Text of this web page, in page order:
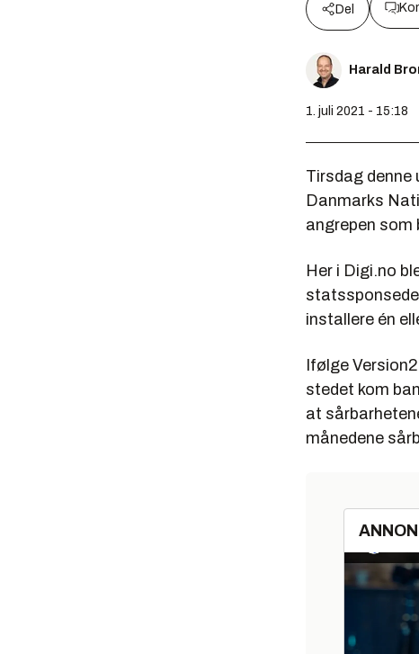
Del
Harald
1. juli 2021 - 15:18
Tirsdag denne
Danmarks
angrepen som
Her i Digi.no
installere én
Ifølge
stedet kom
at
månedene